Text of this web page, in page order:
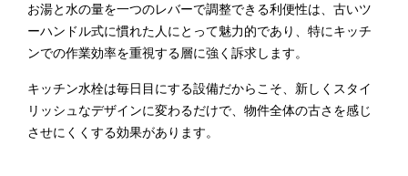
お湯と水の量を一つのレバーで調整できる利便性は、古いツ
ーハンドル式に慣れた人にとって魅力的であり、特にキッチ
ンでの作業効率を重視する層に強く訴求します。
キッチン水栓は毎日目にする設備だからこそ、新しくスタイ
リッシュなデザインに変わるだけで、物件全体の古さを感じ
させにくくする効果があります。